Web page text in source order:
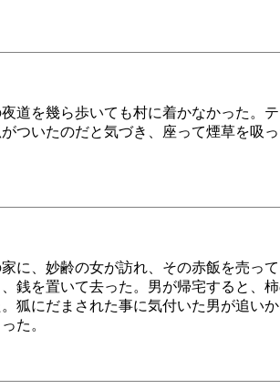
道を幾ら歩いても村に着かなかった。
ついたのだと気づき、座って煙草を吸
に、妙齢の女が訪れ、その赤飯を売って
銭を置いて去った。男が帰宅すると、
狐にだまされた事に気付いた男が追い
た。